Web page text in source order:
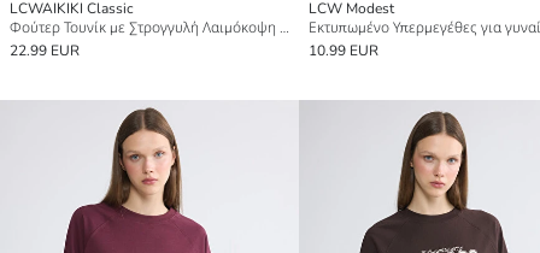
LCWAIKIKI Classic
Φούτερ Τουνίκ με Στρογγυλή Λαιμόκοψη και Σχέδια για Γυναίκες
22.99 EUR
LCW Modest
10.99 EUR